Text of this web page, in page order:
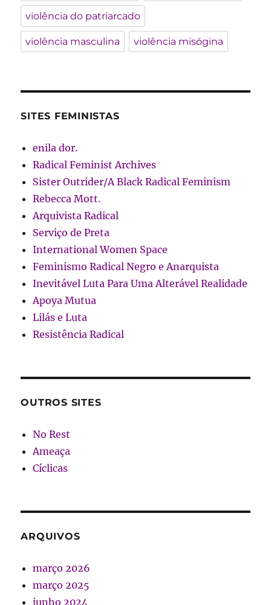
violência do patriarcado
violência masculina violência misógina
SITES FEMINISTAS
enila dor.
Radical Feminist Archives
Sister Outrider/A Black Radical Feminism
Rebecca Mott.
Arquivista Radical
Serviço de Preta
International Women Space
Feminismo Radical Negro e Anarquista
Inevitável Luta Para Uma Alterável Realidade
Apoya Mutua
Lilás e Luta
Resistência Radical
OUTROS SITES
No Rest
Ameaça
Cíclicas
ARQUIVOS
março 2026
março 2025
junho 2024